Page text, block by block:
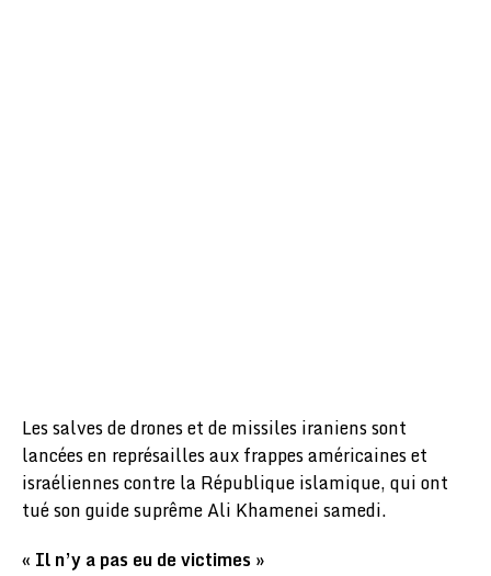
Les salves de drones et de missiles iraniens sont
lancées en représailles aux frappes américaines et
israéliennes contre la République islamique, qui ont
tué son guide suprême Ali Khamenei samedi.
« Il n’y a pas eu de victimes »